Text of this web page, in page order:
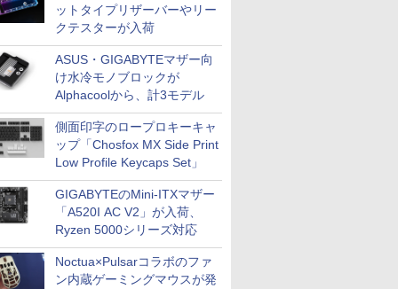
ットタイプリザーバーやリー
クテスターが入荷
ASUS・GIGABYTEマザー向
け水冷モノブロックが
Alphacoolから、計3モデル
側面印字のロープロキーキャ
ップ「Chosfox MX Side Print
Low Profile Keycaps Set」
GIGABYTEのMini-ITXマザー
「A520I AC V2」が入荷、
Ryzen 5000シリーズ対応
Noctua×Pulsarコラボのファ
ン内蔵ゲーミングマウスが発